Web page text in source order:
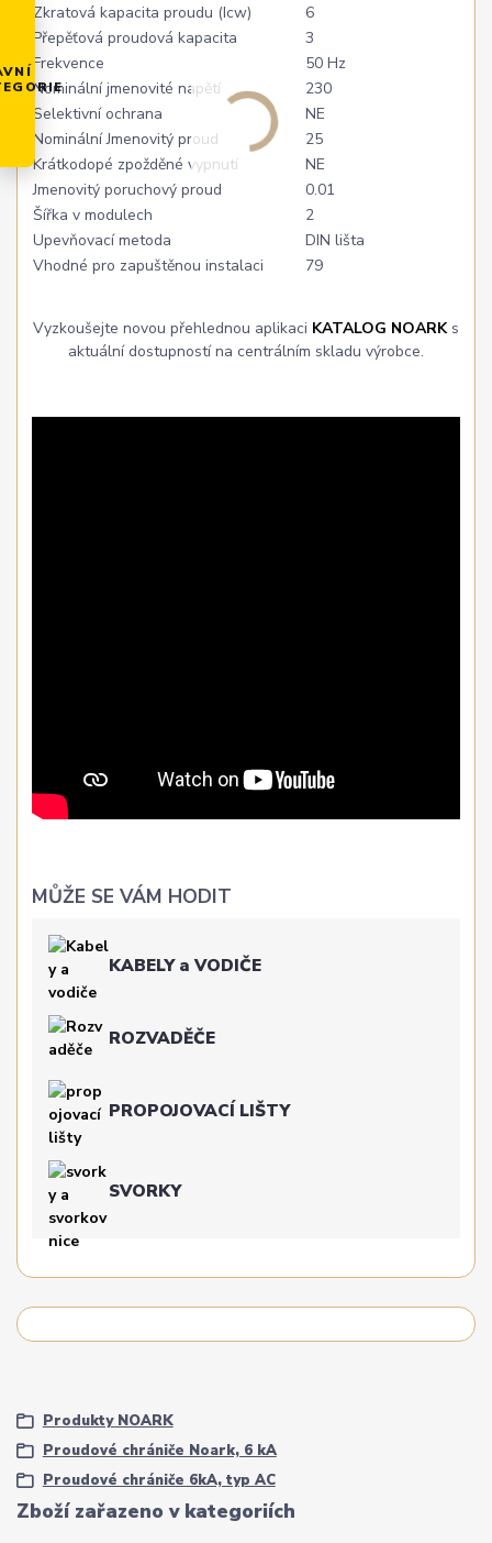
Zkratová kapacita proudu (Icw)
6
Přepěťová proudová kapacita
3
Frekvence
50 Hz
Nominální jmenovité napětí
230
Selektivní ochrana
NE
Nominální Jmenovitý proud
25
Krátkodopé zpožděné vypnutí
NE
Jmenovitý poruchový proud
0.01
Šířka v modulech
2
Upevňovací metoda
DIN lišta
Vhodné pro zapuštěnou instalaci
79
Vyzkoušejte novou přehlednou aplikaci KATALOG NOARKs
aktuální dostupností na centrálním skladu výrobce.
MŮŽE SE VÁM HODIT
KABELY a VODIČE
ROZVADĚČE
PROPOJOVACÍ LIŠTY
SVORKY
Zboží zařazeno v kategoriích
Produkty NOARK
Proudové chrániče Noark, 6 kA
Proudové chrániče 6kA, typ AC